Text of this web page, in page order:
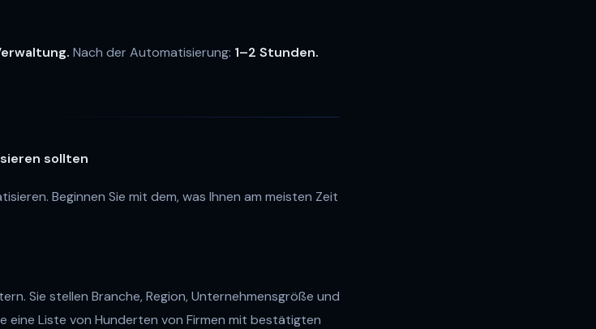
Nach der Automatisierung: 1–2 Stunden.
sollten
Beginnen Sie mit dem, was Ihnen am meisten Zeit
Sie stellen Branche, Region, Unternehmensgröße und
eine Liste von Hunderten von Firmen mit bestätigten